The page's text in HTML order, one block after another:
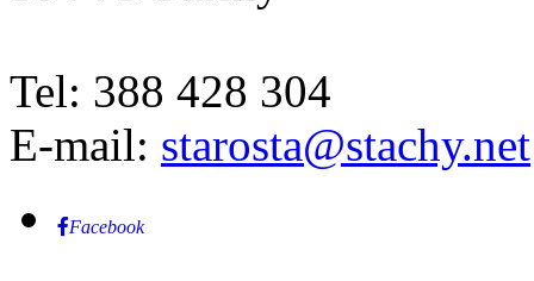
Tel: 388 428 304
E-mail: starosta@stachy.net
Facebook